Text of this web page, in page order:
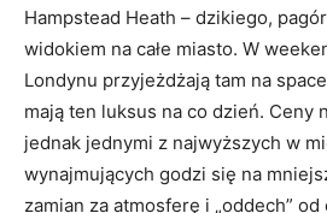
Hampstead Heath – dzikiego,
widokiem na całe miasto. W
Londynu przyjeżdżają tam na
mają ten luksus na co dzień. Ceny
jednak jednymi z najwyższych w
wynajmujących godzi się na
zamian za atmosferę i „oddech” od